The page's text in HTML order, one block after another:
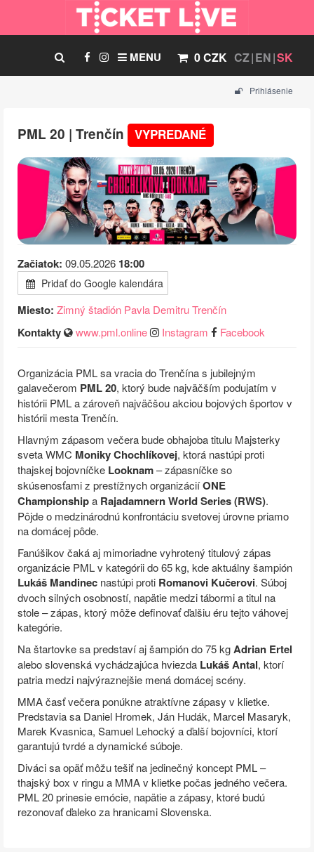
CZ EN SK
0 CZK
MENU
Prihlásenie
PML 20 | Trenčín VYPREDANÉ
Začiatok: 09.05.2026 18:00
Pridať do Google kalendára
Miesto: Zimný štadión Pavla Demitru Trenčín
Kontakty www.pml.online Instagram Facebook
Organizácia PML sa vracia do Trenčína s jubilejným
galavečerom PML 20, ktorý bude najväčším podujatím v
histórii PML a zároveň najväčšou akciou bojových športov v
histórii mesta Trenčín.
Hlavným zápasom večera bude obhajoba titulu Majsterky
sveta WMC Moniky Chochlíkovej, ktorá nastúpi proti
thajskej bojovníčke Looknam– zápasníčke so
skúsenosťami z prestížnych organizáciíONE
Championshipa Rajadamnern World Series (RWS).
Pôjde o medzinárodnú konfrontáciu svetovej úrovne priamo
na domácej pôde.
Fanúšikov čaká aj mimoriadne vyhrotený titulový zápas
organizácie PML v kategórii do 65 kg, kde aktuálny šampión
Lukáš Mandinec nastúpi proti Romanovi Kučerovi. Súboj
dvoch silných osobností, napätie medzi tábormi a titul na
stole – zápas, ktorý môže definovať ďalšiu éru tejto váhovej
kategórie.
Na štartovke sa predstaví aj šampión do 75 kgAdrian Ertel
alebo slovenská vychádzajúca hviezda Lukáš Antal, ktorí
patria medzi najvýraznejšie mená domácej scény.
MMA časť večera ponúkne atraktívne zápasy v klietke.
Predstavia sa Daniel Hromek, Ján Hudák, Marcel Masaryk,
Marek Kvasnica, Samuel Lehocký a ďalší bojovníci, ktorí
garantujú tvrdé a dynamické súboje.
Diváci sa opäť môžu tešiť na jedinečný koncept PML –
thajský box v ringu a MMA v klietke počas jedného večera.
PML 20 prinesie emócie, napätie a zápasy, ktoré budú
rezonovať ďaleko za hranicami Slovenska.